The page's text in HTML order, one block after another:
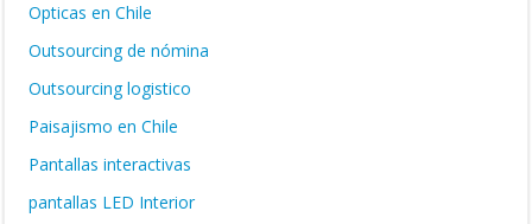
Opticas en Chile
Outsourcing de nómina
Outsourcing logistico
Paisajismo en Chile
Pantallas interactivas
pantallas LED Interior